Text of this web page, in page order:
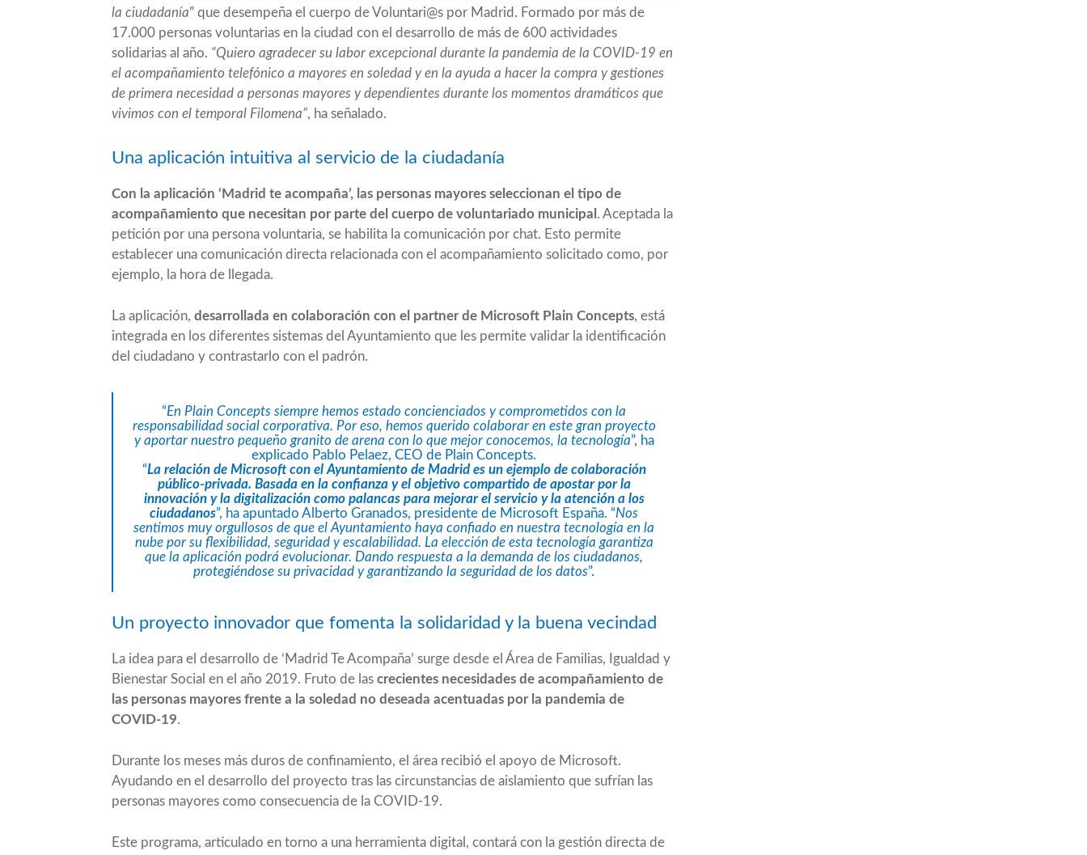
la ciudadanía” que desempeña el cuerpo de Voluntari@s por Madrid. Formado por más de
17.000 personas voluntarias en la ciudad con el desarrollo de más de 600 actividades
solidarias al año. “Quiero agradecer su labor excepcional durante la pandemia de la COVID-19 en
el acompañamiento telefónico a mayores en soledad y en la ayuda a hacer la compra y gestiones
de primera necesidad a personas mayores y dependientes durante los momentos dramáticos que
vivimos con el temporal Filomena”, ha señalado.
Una aplicación intuitiva al servicio de la ciudadanía
Con la aplicación ‘Madrid te acompaña’, las personas mayores seleccionan el tipo de
acompañamiento que necesitan por parte del cuerpo de voluntariado municipal . Aceptada la
petición por una persona voluntaria, se habilita la comunicación por chat. Esto permite
establecer una comunicación directa relacionada con el acompañamiento solicitado como, por
ejemplo, la hora de llegada.
La aplicación, desarrollada en colaboración con el partner de Microsoft Plain Concepts, está
integrada en los diferentes sistemas del Ayuntamiento que les permite validar la identificación
del ciudadano y contrastarlo con el padrón.
“En Plain Concepts siempre hemos estado concienciados y comprometidos con la
responsabilidad social corporativa. Por eso, hemos querido colaborar en este gran proyecto
y aportar nuestro pequeño granito de arena con lo que mejor conocemos, la tecnología”, ha
explicado Pablo Pelaez, CEO de Plain Concepts.
“La relación de Microsoft con el Ayuntamiento de Madrid es un ejemplo de colaboración
público-privada. Basada en la confianza y el objetivo compartido de apostar por la
innovación y la digitalización como palancas para mejorar el servicio y la atención a los
ciudadanos”, ha apuntado Alberto Granados, presidente de Microsoft España. “Nos
sentimos muy orgullosos de que el Ayuntamiento haya confiado en nuestra tecnología en la
nube por su flexibilidad, seguridad y escalabilidad. La elección de esta tecnología garantiza
que la aplicación podrá evolucionar. Dando respuesta a la demanda de los ciudadanos,
protegiéndose su privacidad y garantizando la seguridad de los datos”.
Un proyecto innovador que fomenta la solidaridad y la buena vecindad
La idea para el desarrollo de ‘Madrid Te Acompaña’ surge desde el Área de Familias, Igualdad y
Bienestar Social en el año 2019. Fruto de las crecientes necesidades de acompañamiento de
las personas mayores frente a la soledad no deseada acentuadas por la pandemia de
COVID-19.
Durante los meses más duros de confinamiento, el área recibió el apoyo de Microsoft.
Ayudando en el desarrollo del proyecto tras las circunstancias de aislamiento que sufrían las
personas mayores como consecuencia de la COVID-19.
Este programa, articulado en torno a una herramienta digital, contará con la gestión directa de